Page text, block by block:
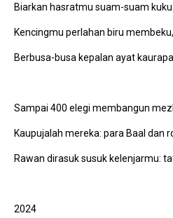
Biarkan hasratmu suam-suam
Kencingmu perlahan biru
Berbusa-busa kepalan ayat
Sampai 400 elegi membangun
Kaupujalah mereka: para Baal dan
Rawan dirasuk susuk kelenjarmu:
2024